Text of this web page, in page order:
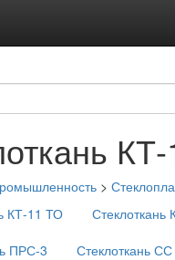
>
КТ-11 ТО
Стеклоткань
ПРС-3
Стеклоткань СС